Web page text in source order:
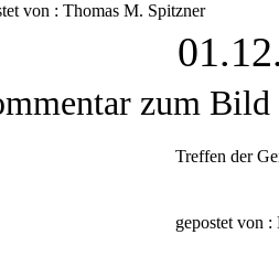
von : Thomas M. Spitzner
zum Bild
Treffen der
gepostet von